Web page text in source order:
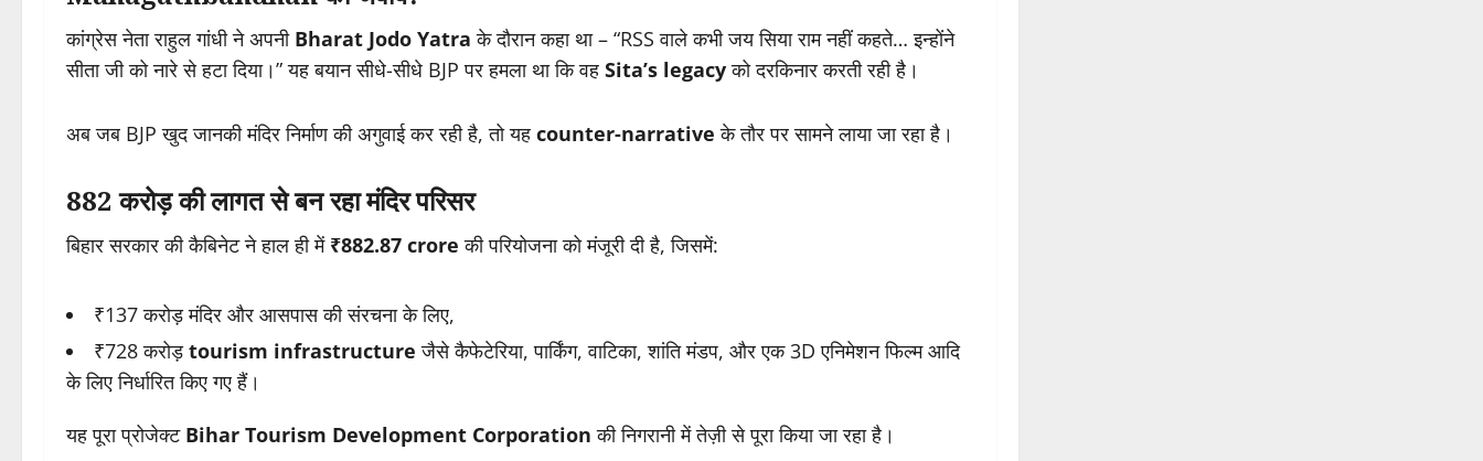
कांग्रेस नेता राहुल गांधी ने अपनी Bharat Jodo Yatra के दौरान कहा था – “RSS वाले कभी जय सिया राम नहीं कहते… इन्होंने
सीता जी को नारे से हटा दिया।” यह बयान सीधे-सीधे BJP पर हमला था कि वह Sita’s legacyको दरकिनार करती रही है।
अब जब BJP खुद जानकी मंदिर निर्माण की अगुवाई कर रही है, तो यह counter-narrative के तौर पर सामने लाया जा रहा है।
₹882 करोड़ की लागत से बन रहा मंदिर परिसर
बिहार सरकार की कैबिनेट ने हाल ही में ₹882.87 crore की परियोजना को मंजूरी दी है, जिसमें:
₹137 करोड़ मंदिर और आसपास की संरचना के लिए,
₹728 करोड़tourism infrastructure जैसे कैफेटेरिया, पार्किंग, वाटिका, शांति मंडप, और एक 3D एनिमेशन फिल्म आदि
के लिए निर्धारित किए गए हैं।
यह पूरा प्रोजेक्ट Bihar Tourism Development Corporation की निगरानी में तेज़ी से पूरा किया जा रहा है।